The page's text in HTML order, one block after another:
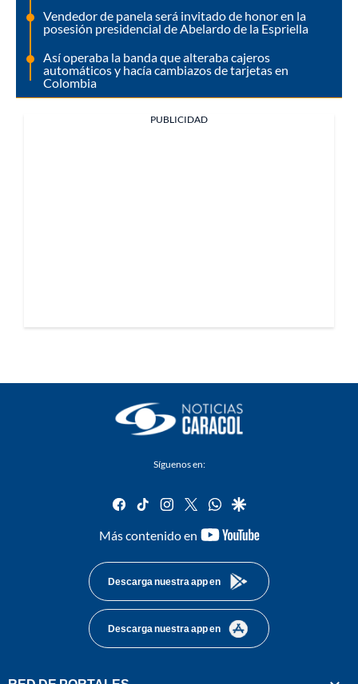
Vendedor de panela será invitado de honor en la
posesión presidencial de Abelardo de la Espriella
Así operaba la banda que alteraba cajeros
automáticos y hacía cambiazos de tarjetas en
Colombia
PUBLICIDAD
Síguenos en:
facebook
tiktok instagram
twitterwhatsapp
google
Más contenido en
youtube-
Descarga nuestra app en
Descarga nuestra app en